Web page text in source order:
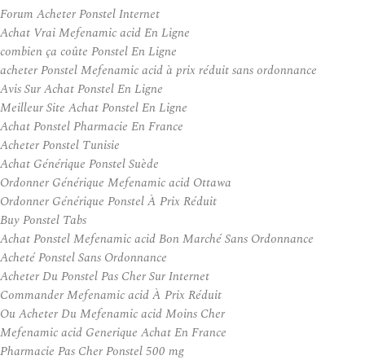
Forum Acheter Ponstel Internet
Achat Vrai Mefenamic acid En Ligne
combien ça coûte Ponstel En Ligne
acheter Ponstel Mefenamic acid à prix réduit sans ordonnance
Avis Sur Achat Ponstel En Ligne
Meilleur Site Achat Ponstel En Ligne
Achat Ponstel Pharmacie En France
Acheter Ponstel Tunisie
Achat Générique Ponstel Suède
Ordonner Générique Mefenamic acid Ottawa
Ordonner Générique Ponstel À Prix Réduit
Buy Ponstel Tabs
Achat Ponstel Mefenamic acid Bon Marché Sans Ordonnance
Acheté Ponstel Sans Ordonnance
Acheter Du Ponstel Pas Cher Sur Internet
Commander Mefenamic acid À Prix Réduit
Ou Acheter Du Mefenamic acid Moins Cher
Mefenamic acid Generique Achat En France
Pharmacie Pas Cher Ponstel 500 mg